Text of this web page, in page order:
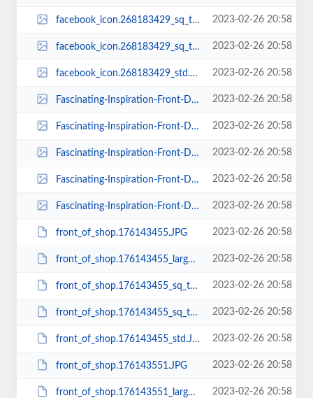
facebook_icon.268183429_sq_thumb_m.png 2023-02-26 20:58
facebook_icon.268183429_sq_thumb_s.png 2023-02-26 20:58
facebook_icon.268183429_std.png 2023-02-26 20:58
Fascinating-Inspiration-Front-Doors-Design-For-Elegant-House-With-Luxurious-W... 2023-02-26 20:58
Fascinating-Inspiration-Front-Doors-Design-For-Elegant-House-With-Luxurious-W... 2023-02-26 20:58
Fascinating-Inspiration-Front-Doors-Design-For-Elegant-House-With-Luxurious-W... 2023-02-26 20:58
Fascinating-Inspiration-Front-Doors-Design-For-Elegant-House-With-Luxurious-W... 2023-02-26 20:58
Fascinating-Inspiration-Front-Doors-Design-For-Elegant-House-With-Luxurious-W... 2023-02-26 20:58
front_of_shop.176143455.JPG 2023-02-26 20:58
front_of_shop.176143455_large.JPG 2023-02-26 20:58
front_of_shop.176143455_sq_thumb_m.JPG 2023-02-26 20:58
front_of_shop.176143455_sq_thumb_s.JPG 2023-02-26 20:58
front_of_shop.176143455_std.JPG 2023-02-26 20:58
front_of_shop.176143551.JPG 2023-02-26 20:58
front_of_shop.176143551_large.JPG 2023-02-26 20:58